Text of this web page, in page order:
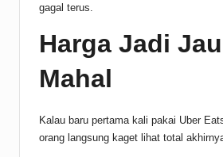
gagal terus.
Harga Jadi
Mahal
Kalau baru pertama kali pakai Uber
orang langsung kaget lihat total